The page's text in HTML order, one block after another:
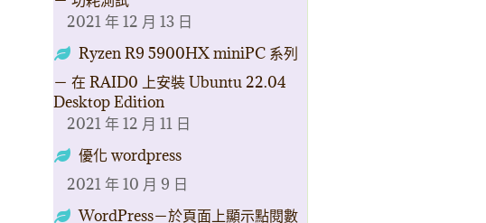
2021 年 12 月 13 日
Ryzen R9 5900HX miniPC 系列
－ 在 RAID0 上安裝 Ubuntu 22.04
Desktop Edition
2021 年 12 月 11 日
優化 wordpress
2021 年 10 月 9 日
WordPress－於頁面上顯示點閱數